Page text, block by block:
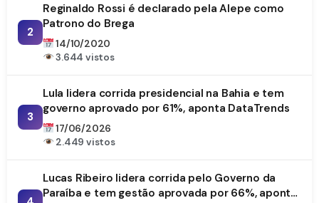
2
Reginaldo Rossi é declarado pela Alepe como
Patrono do Brega
14/10/2020
3.644 vistos
3
Lula lidera corrida presidencial na Bahia e tem
governo aprovado por 61%, aponta DataTrends
17/06/2026
2.449 vistos
Lucas Ribeiro lidera corrida pelo Governo da
Paraíba e tem gestão aprovada por 66%, aponta